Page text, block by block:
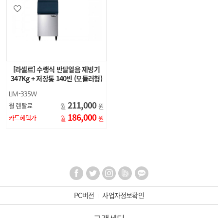
[라셀르] 수랭식 반달얼음 제빙기
347Kg + 저장통 140빈 (모듈러형)
LIM-335W
월 렌탈료 월 211,000 원
카드혜택가
월 186,000 원
PC버전 사업자정보확인